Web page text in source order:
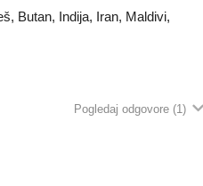
Butan, Indija, Iran, Maldivi,
Pogledaj odgovore (1)